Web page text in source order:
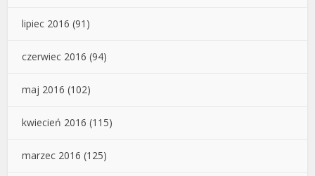
lipiec 2016 (91)
czerwiec 2016 (94)
maj 2016 (102)
kwiecień 2016 (115)
marzec 2016 (125)